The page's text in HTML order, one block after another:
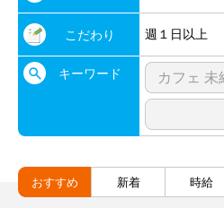
こだわり 週１日以上
キーワード
おすすめ 新着 時給